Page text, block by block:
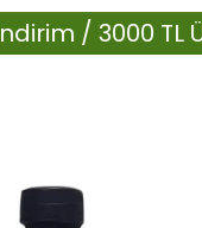
3000 TL Üzeri